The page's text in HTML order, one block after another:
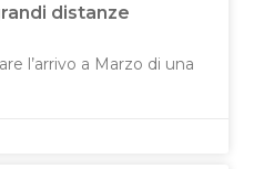
distanze
l’arrivo a Marzo di una